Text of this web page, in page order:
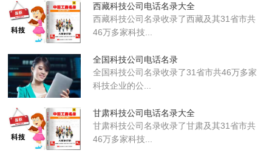
西藏科技公司电话名录大全
西藏科技公司名录收录了西藏及其31省市共
46万多家科技...
全国科技公司电话名录
全国科技公司名录收录了31省市共46万多家
科技企业的公...
甘肃科技公司电话名录大全
甘肃科技公司名录收录了甘肃及其31省市共
46万多家科技...